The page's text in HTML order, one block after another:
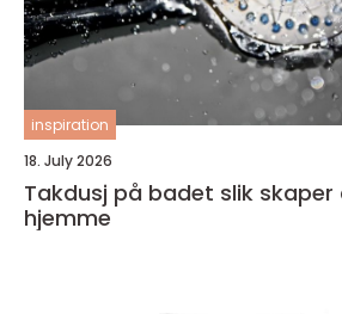
inspiration
18. July 2026
Takdusj på badet slik skaper du spafølelse
hjemme